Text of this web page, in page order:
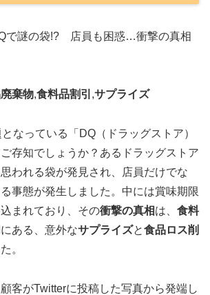
で謎の袋!? 店員も困惑…衝撃の真相
棄物,食料品割引 ,サプライズ
なっている「DQ（ドラッグストア）
存知でしょうか？あるドラッグストア
思われる袋が発見され、店員だけでな
事態が発生しました。中には賞味期限
まれており、その衝撃の真相は、 食料
ある、意外なサプライズと食品ロス削
。
客がTwitterに投稿した写真から発端し